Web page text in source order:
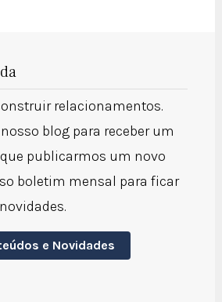
relacionamentos.
blog para receber um
publicarmos um novo
boletim mensal para ficar
e Novidades